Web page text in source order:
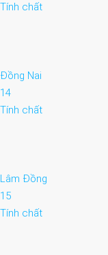
Tính chất
Đồng Nai
14
Tính chất
Lâm Đồng
15
Tính chất